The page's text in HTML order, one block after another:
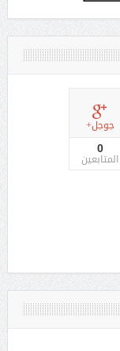
جوجل+
0
المتابعين